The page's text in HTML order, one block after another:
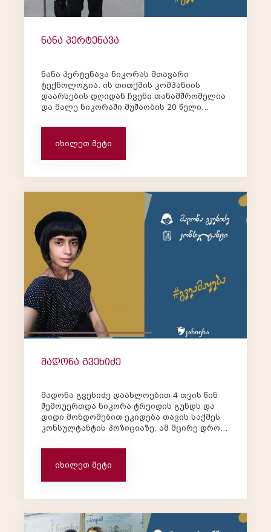
ნანა პერტენავა
ნანა პერტენავა ნიკორას მთავარი
ტექნოლოგია. ის თითქმის კომპანიის
დაარსების დღიდან ჩვენი თანამშრომელია
და მალე ნიკორაში მუშაობის 20 წელი
ჰუმბოლდტის სახელობის უნივერსიტეტი
კვების ტექნოლოგიის განხრით
დავამთავრე, კერძოდ ხორცის
ტექნოლოგიის სპეციალობით და
იხილეთ მეტი
მადონა გვეხიძე
მადონა გვეხიძე დაახლოებით 4 თვის წინ
შემოუერთდა ნიკორა ტრეიდის გუნდს და
დიდი მონდომებით ეკიდება თავის საქმეს
კონსულტანტის პოზიციაზე. ამ მცირე დროში
თავისი ნახატებით და შემოქმედებითი
უნარით. მადონა: „ მიუხედავად იმისა, რომ
ჯერ სულ რამდენიმე თვეა ნიკორას დ...
იხილეთ მეტი